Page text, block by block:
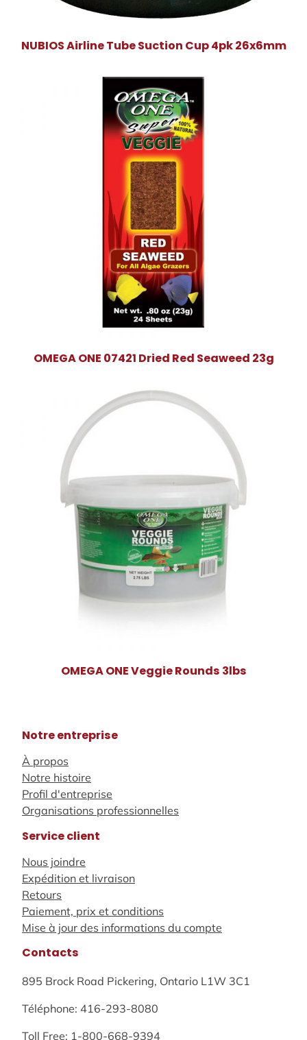
NUBIOS Airline Tube Suction Cup 4pk 26x6mm
OMEGA ONE 07421 Dried Red Seaweed 23g
OMEGA ONE Veggie Rounds 3lbs
Notre entreprise
À propos
Notre histoire
Profil d'entreprise
Organisations professionnelles
Service client
Nous joindre
Expédition et livraison
Retours
Paiement, prix et conditions
Mise à jour des informations du compte
Contacts
895 Brock Road Pickering, Ontario L1W 3C1
Téléphone: 416-293-8080
Toll Free: 1-800-668-9394